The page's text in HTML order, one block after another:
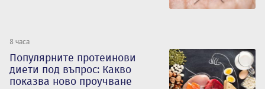
8 часа
Популярните протеинови
диети под въпрос: Какво
показва ново проучване